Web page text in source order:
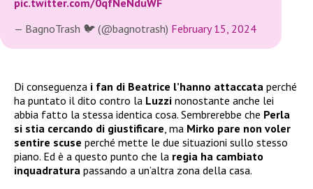
pic.twitter.com/0qfNeNduWF
— BagnoTrash 🐦 (@bagnotrash) February 15, 2024
Di conseguenza i fan di Beatrice l’hanno attaccata perché
ha puntato il dito contro la Luzzi nonostante anche lei
abbia fatto la stessa identica cosa. Sembrerebbe che Perla
si stia cercando di giustificare, ma Mirko pare non voler
sentire scuse perché mette le due situazioni sullo stesso
piano. Ed è a questo punto che la regia ha cambiato
inquadratura passando a un’altra zona della casa.